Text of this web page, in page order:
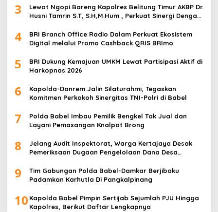
3
Lewat Ngopi Bareng Kapolres Belitung Timur AKBP Dr.
Husni Tamrin S.T, S.H,M.Hum , Perkuat Sinergi Dengan
4
BRI Branch Office Radio Dalam Perkuat Ekosistem
Digital melalui Promo Cashback QRIS BRImo
5
BRI Dukung Kemajuan UMKM Lewat Partisipasi Aktif di
Harkopnas 2026
6
Kapolda-Danrem Jalin Silaturahmi, Tegaskan
Komitmen Perkokoh Sinergitas TNI-Polri di Babel
7
Polda Babel Imbau Pemilik Bengkel Tak Jual dan
Layani Pemasangan Knalpot Brong
8
Jelang Audit Inspektorat, Warga Kertajaya Desak
Pemeriksaan Dugaan Pengelolaan Dana Desa
9
Tim Gabungan Polda Babel-Damkar Berjibaku
Padamkan Karhutla Di Pangkalpinang
10 Kapolda Babel Pimpin Sertijab Sejumlah PJU Hingga
Kapolres, Berikut Daftar Lengkapnya